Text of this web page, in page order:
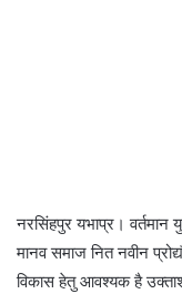
नरसिंहपुर यभाप्र। वर्तमान
मानव समाज नित नवीन
विकास हेतु आवश्यक है